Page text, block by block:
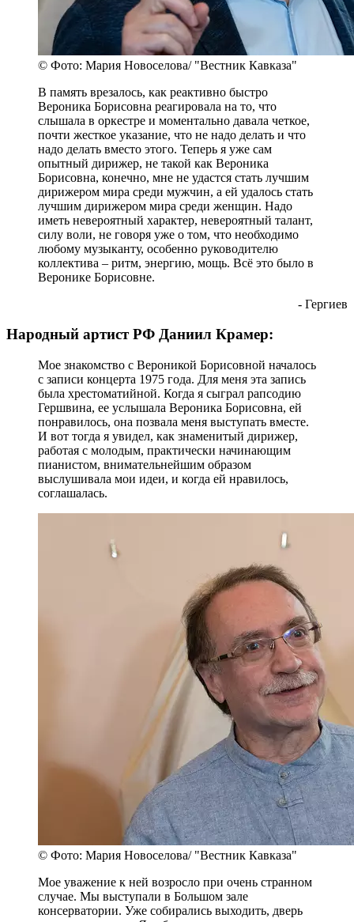
© Фото: Мария Новоселова/ "Вестник Кавказа"
В память врезалось, как реактивно быстро
Вероника Борисовна реагировала на то, что
слышала в оркестре и моментально давала четкое,
почти жесткое указание, что не надо делать и что
надо делать вместо этого. Теперь я уже сам
опытный дирижер, не такой как Вероника
Борисовна, конечно, мне не удастся стать лучшим
дирижером мира среди мужчин, а ей удалось стать
лучшим дирижером мира среди женщин. Надо
иметь невероятный характер, невероятный талант,
силу воли, не говоря уже о том, что необходимо
любому музыканту, особенно руководителю
коллектива – ритм, энергию, мощь. Всё это было в
Веронике Борисовне.
- Гергиев
Народный артист РФ Даниил Крамер:
Мое знакомство с Вероникой Борисовной началось
с записи концерта 1975 года. Для меня эта запись
была хрестоматийной. Когда я сыграл рапсодию
Гершвина, ее услышала Вероника Борисовна, ей
понравилось, она позвала меня выступать вместе.
И вот тогда я увидел, как знаменитый дирижер,
работая с молодым, практически начинающим
пианистом, внимательнейшим образом
выслушивала мои идеи, и когда ей нравилось,
соглашалась.
© Фото: Мария Новоселова/ "Вестник Кавказа"
Мое уважение к ней возросло при очень странном
случае. Мы выступали в Большом зале
консерватории. Уже собирались выходить, дверь